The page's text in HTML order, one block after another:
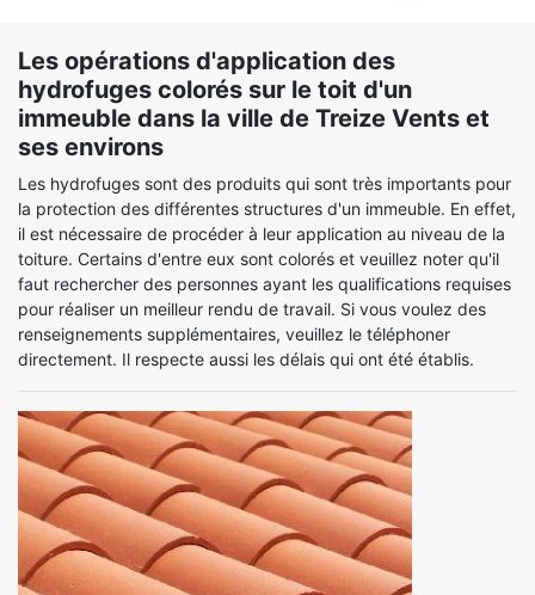
Les opérations d'application des
hydrofuges colorés sur le toit d'un
immeuble dans la ville de Treize Vents et
ses environs
Les hydrofuges sont des produits qui sont très importants pour
la protection des différentes structures d'un immeuble. En effet,
il est nécessaire de procéder à leur application au niveau de la
toiture. Certains d'entre eux sont colorés et veuillez noter qu'il
faut rechercher des personnes ayant les qualifications requises
pour réaliser un meilleur rendu de travail. Si vous voulez des
renseignements supplémentaires, veuillez le téléphoner
directement. Il respecte aussi les délais qui ont été établis.